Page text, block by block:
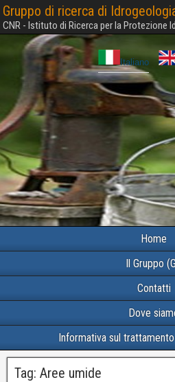
Gruppo di ricerca di
CNR - Istituto di Ricerca per la Protezione
Italiano
Home
Il Gruppo
Contatti
Dove
Informativa sul
Tag: Aree umide